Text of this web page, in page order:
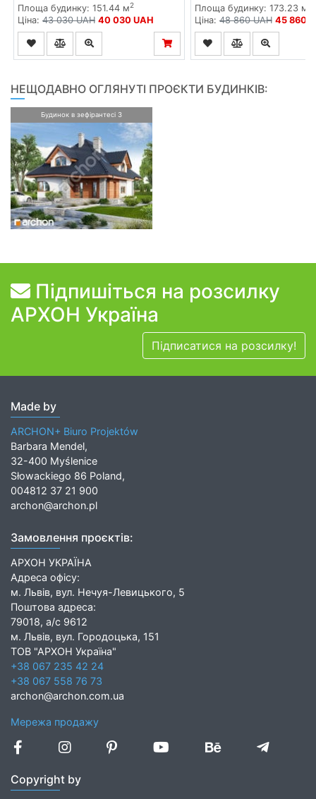
Площа будинку: 151.44 м2
Ціна: 43 030 UAH 40 030 UAH
Площа будинку: 173.23 м
Ціна:48 860 UAH 45 860
НЕЩОДАВНО ОГЛЯНУТІ ПРОЄКТИ БУДИНКІВ:
Будинок в зефірантесі 3
Підпишіться на розсилку
АРХОН Україна
Підписатися на розсилку!
Made by
ARCHON+ Biuro Projektów
Barbara Mendel,
32-400 Myślenice
Słowackiego 86 Poland,
004812 37 21 900
archon@archon.pl
Замовлення проєктів:
АРХОН УКРАЇНА
Адреса офісу:
м. Львів, вул. Нечуя-Левицького, 5
Поштова адреса:
79018, а/с 9612
м. Львів, вул. Городоцька, 151
ТОВ "АРХОН Україна"
+38 067 235 42 24
+38 067 558 76 73
archon@archon.com.ua
Мережа продажу
Copyright by